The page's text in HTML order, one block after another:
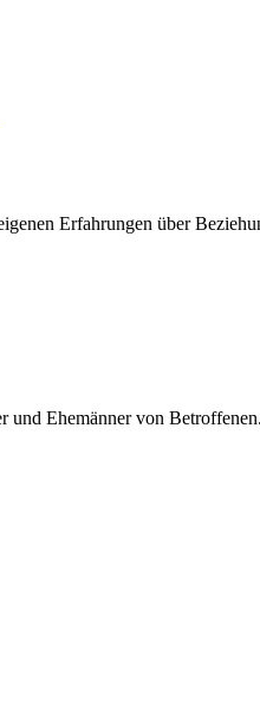
Erfahrungen über
Ehemänner von